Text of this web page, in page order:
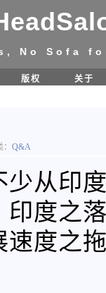
No Sofa
版权
关于
Q&A
从印
度之
度之